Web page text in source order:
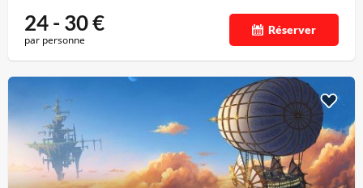
24 - 30€
par personne
Réserver